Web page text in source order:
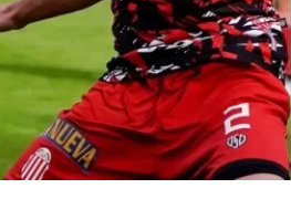
histórico regreso de Diego
la Copa Mundial de Hockey FIH
la Copa Mundial de Hockey